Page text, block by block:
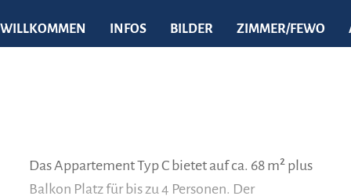
WILLKOMMEN INFOS BILDER ZIMMER/FEWO
Das Appartement Typ C bietet auf ca. 68 m² plus
Balkon Platz für bis zu 4 Personen. Der